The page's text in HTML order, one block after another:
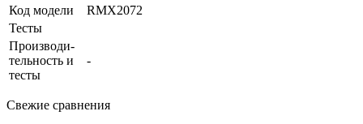
Код модели
RMX2072
Тесты
Производи­
тельность и
тесты
-
Свежие сравнения